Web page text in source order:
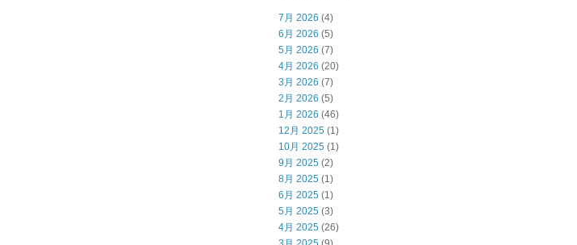
7月 2026 (4)
6月 2026 (5)
5月 2026 (7)
4月 2026 (20)
3月 2026 (7)
2月 2026 (5)
1月 2026 (46)
12月 2025 (1)
10月 2025 (1)
9月 2025 (2)
8月 2025 (1)
6月 2025 (1)
5月 2025 (3)
4月 2025 (26)